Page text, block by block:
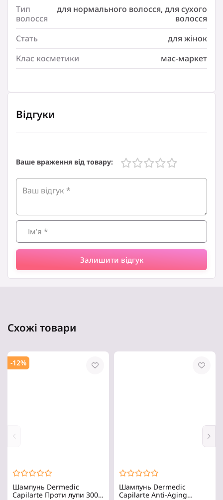
Країна-виробник:
Румунія
для очищення
Призначення:
для живлення
для відновлення
для нормального волосся
для жінок
Клас косметики:
мас-маркет
Тип
волосся
для нормального волосся, для сухого
волосся
Стать
для жінок
Клас косметики
мас-маркет
Відгуки
Ваше враження від товару:
Залишити відгук
Схожі товари
-12%
Шампунь Dermedic
Capilarte Проти лупи 300
Шампунь Dermedic
Capilarte Anti-Aging